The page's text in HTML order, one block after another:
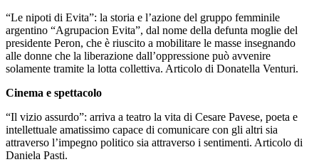
“Le nipoti di Evita”: la storia e l’azione del gruppo femminile
argentino “Agrupacion Evita”, dal nome della defunta moglie del
presidente Peron, che è riuscito a mobilitare le masse insegnando
alle donne che la liberazione dall’oppressione può avvenire
solamente tramite la lotta collettiva. Articolo di Donatella Venturi.
Cinema e spettacolo
“Il vizio assurdo”: arriva a teatro la vita di Cesare Pavese, poeta e
intellettuale amatissimo capace di comunicare con gli altri sia
attraverso l’impegno politico sia attraverso i sentimenti. Articolo di
Daniela Pasti.